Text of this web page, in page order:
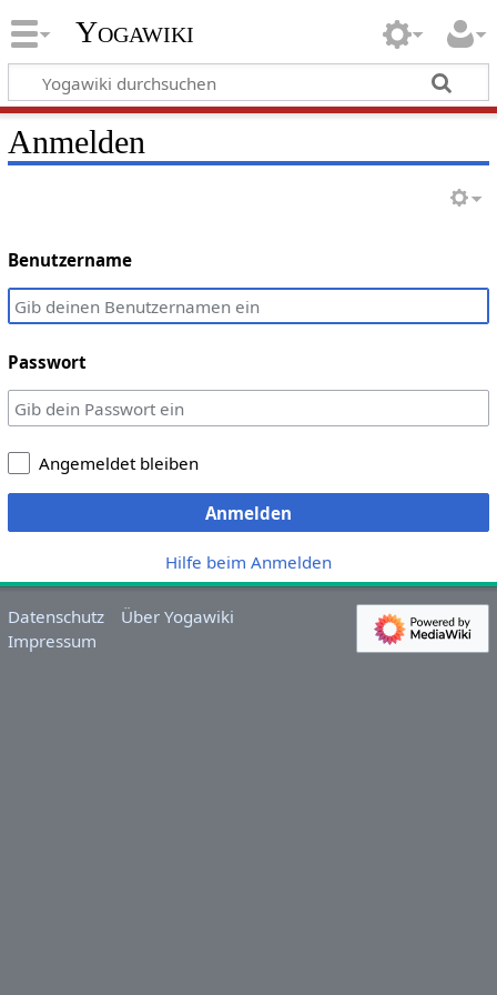
Yogawiki
Anmelden
Benutzername
Passwort
Angemeldet bleiben
Anmelden
Hilfe beim Anmelden
Datenschutz
Über Yogawiki
Impressum